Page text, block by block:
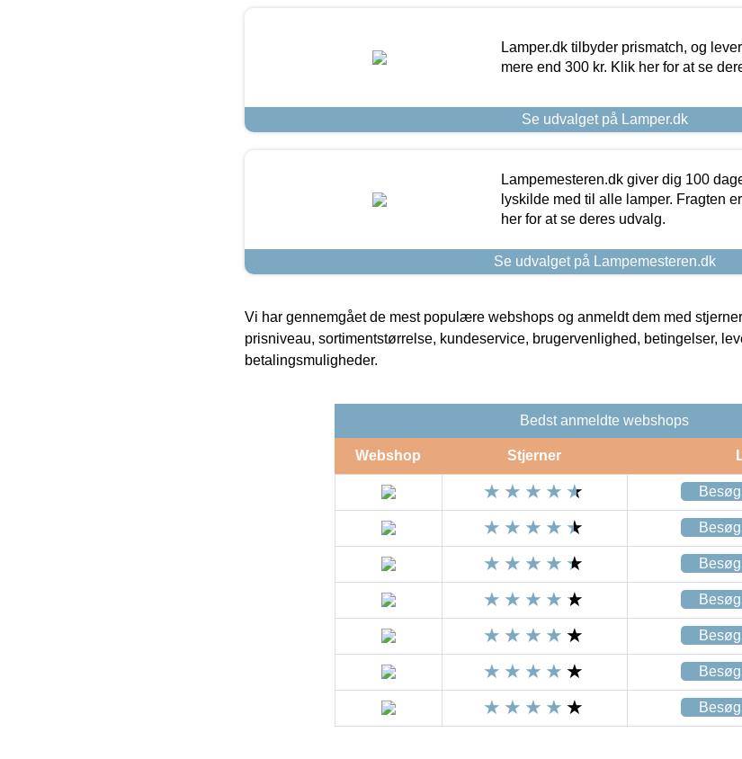
Lamper.dk tilbyder prismatch, og
mere end 300 kr. Klik her for at se
Se udvalget på Lamper.dk
Lampemesteren.dk giver dig 100
lyskilde med til alle lamper. Fragten
her for at se deres udvalg.
Se udvalget på Lampemesteren.dk
Vi har gennemgået de mest populære webshops og anmeldt dem med
prisniveau, sortimentstørrelse, kundeservice, brugervenlighed, betingelser,
betalingsmuligheder.
Bedst anmeldte webshops
Webshop Stjerner